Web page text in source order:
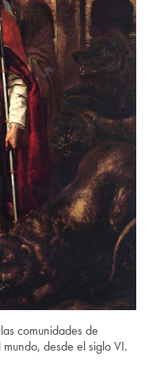
comunidades de
desde el siglo VI.